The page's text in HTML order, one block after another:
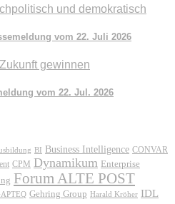
und demokratisch
vom 22. Juli 2026
gewinnen
vom 22. Jul. 2026
BI Business Intelligence CONVAR
CPM Dynamikum Enterprise
Forum ALTE POST
Gehring Group Harald Kröher IDL